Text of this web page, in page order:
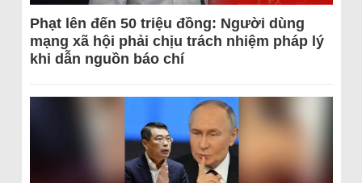
Phạt lên đến 50 triệu đồng: Người dùng
mạng xã hội phải chịu trách nhiệm pháp lý
khi dẫn nguồn báo chí